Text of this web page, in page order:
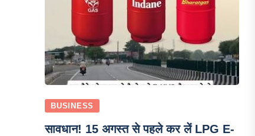
BUSINESS
सावधान! 15 अगस्त से पहले कर लें LPG E-